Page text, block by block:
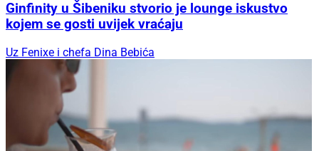
Ginfinity u Šibeniku stvorio je lounge iskustvo
kojem se gosti uvijek vraćaju
Uz Fenixe i chefa Dina Bebića